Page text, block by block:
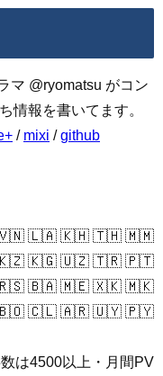
マ @ryomatsu がコン
情報を書いてます。
/ mixi /github
🇱🇦 🇰🇭 🇹🇭 🇲🇲
🇰🇬 🇺🇿 🇹🇷 🇵🇹
🇧🇦 🇲🇪 🇽🇰 🇲🇰
🇨🇱 🇦🇷 🇺🇾 🇵🇾
は4500以上・月間PV